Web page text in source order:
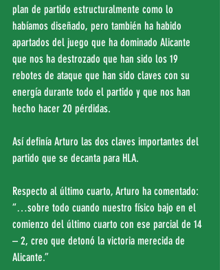
plan de partido estructuralmente como lo
habíamos diseñado, pero también ha habido
apartados del juego que ha dominado Alicante
que nos ha destrozado que han sido los 19
rebotes de ataque que han sido claves con su
energía durante todo el partido y que nos han
hecho hacer 20 pérdidas.
Así definía Arturo las dos claves importantes del
partido que se decanta para HLA.
Respecto al último cuarto, Arturo ha comentado:
“…sobre todo cuando nuestro físico bajo en el
comienzo del último cuarto con ese parcial de 14
– 2, creo que detonó la victoria merecida de
Alicante.”